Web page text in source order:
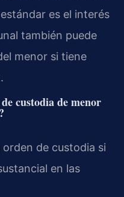
es el interés
también puede
menor si tiene
custodia de menor
de custodia si
en las